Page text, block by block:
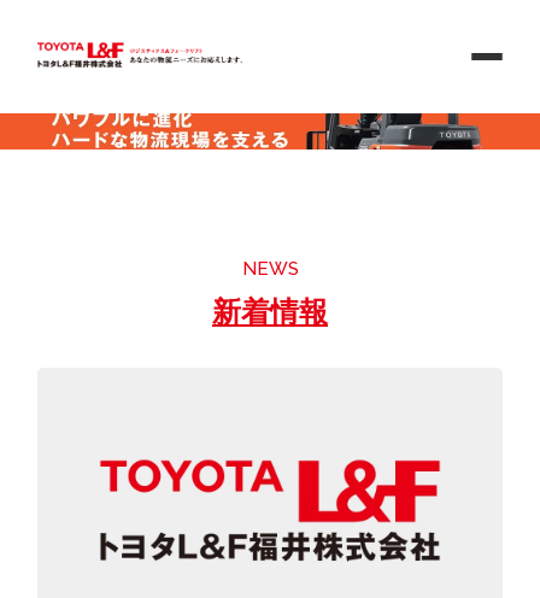
NEWS
新着情報